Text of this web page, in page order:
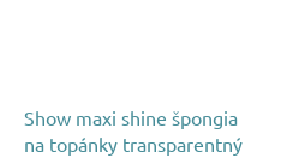
Show maxi shine špongia
na topánky transparentný